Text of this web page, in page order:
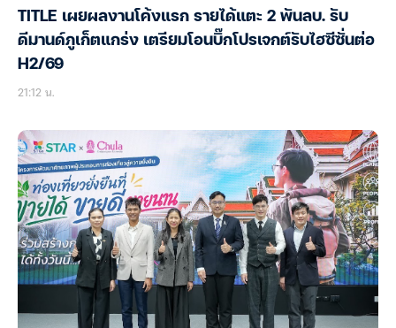
TITLE เผยผลงานโค้งแรก รายได้แตะ 2 พันลบ. รับ
ดีมานด์ภูเก็ตแกร่ง เตรียมโอนบิ๊กโปรเจกต์รับไฮซีซั่นต่อ